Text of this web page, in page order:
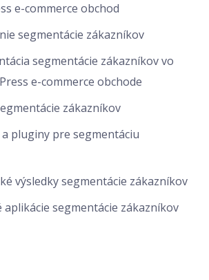
e-commerce obchod
segmentácie zákazníkov
segmentácie zákazníkov vo
e-commerce obchode
zákazníkov
pluginy pre segmentáciu
výsledky segmentácie zákazníkov
aplikácie segmentácie zákazníkov